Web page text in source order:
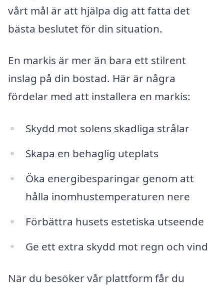
vårt mål är att hjälpa dig att fatta det
bästa beslutet för din situation.
En markis är mer än bara ett stilrent
inslag på din bostad. Här är några
fördelar med att installera en markis:
Skydd mot solens skadliga strålar
Skapa en behaglig uteplats
Öka energibesparingar genom att
hålla inomhustemperaturen nere
Förbättra husets estetiska utseende
Ge ett extra skydd mot regn och vind
När du besöker vår plattform får du